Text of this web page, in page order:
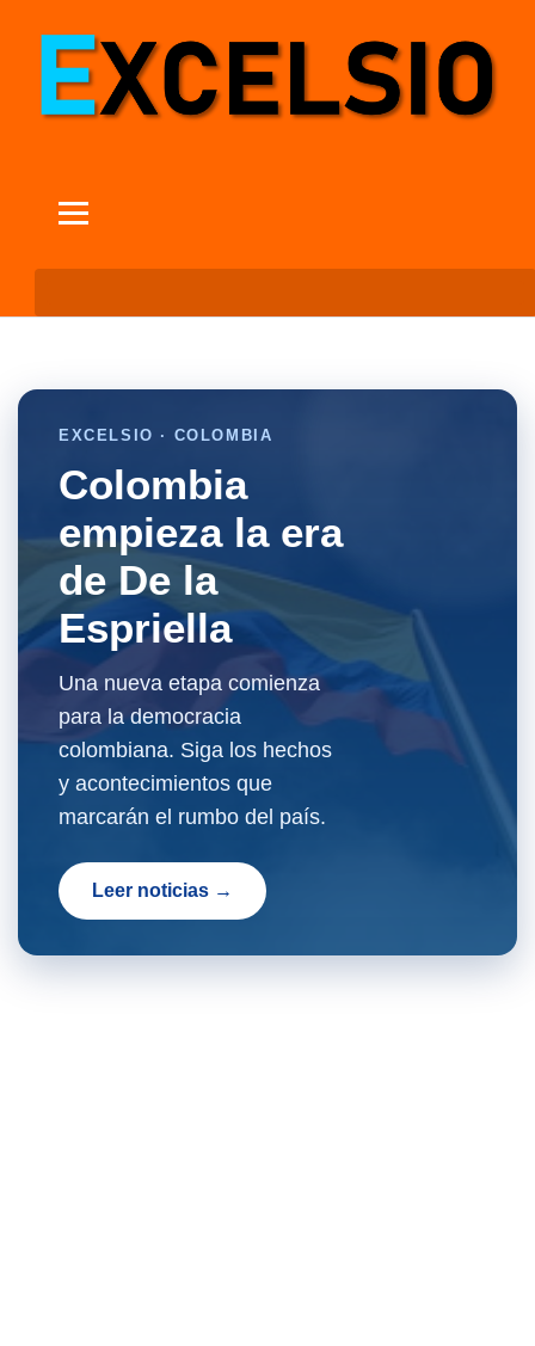
EXCELSIO · COLOMBIA
Colombia
empieza la era
de De la
Espriella
Una nueva etapa comienza
para la democracia
colombiana. Siga los hechos
y acontecimientos que
marcarán el rumbo del país.
Leer noticias →